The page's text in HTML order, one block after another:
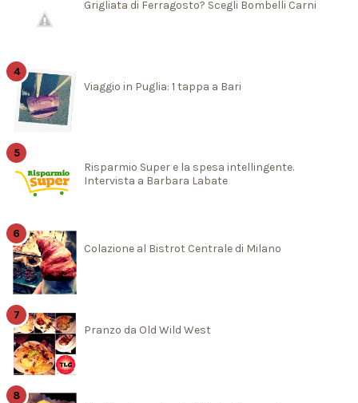
Grigliata di Ferragosto? Scegli Bombelli Carni
Viaggio in Puglia: 1 tappa a Bari
Risparmio Super e la spesa intellingente.
Intervista a Barbara Labate
Colazione al Bistrot Centrale di Milano
Pranzo da Old Wild West